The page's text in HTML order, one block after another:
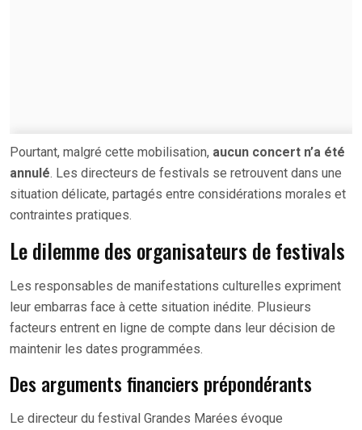
Pourtant, malgré cette mobilisation, aucun concert n’a été
annulé. Les directeurs de festivals se retrouvent dans une
situation délicate, partagés entre considérations morales et
contraintes pratiques.
Le dilemme des organisateurs de festivals
Les responsables de manifestations culturelles expriment
leur embarras face à cette situation inédite. Plusieurs
facteurs entrent en ligne de compte dans leur décision de
maintenir les dates programmées.
Des arguments financiers prépondérants
Le directeur du festival Grandes Marées évoque